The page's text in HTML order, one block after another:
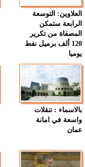
العلاوين: التوسعة
الرابعة ستمكن
المصفاة من تكرير
120 ألف برميل نفط
يوميا
بالاسماء : تنقلات
واسعة في امانة
عمان